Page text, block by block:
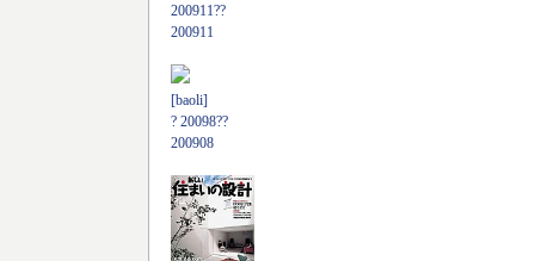
200911??
200911
[baoli]
? 20098??
200908